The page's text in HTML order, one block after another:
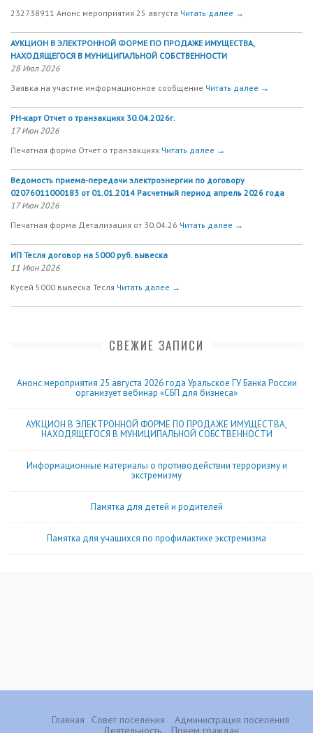
232738911 Анонс мероприятия 25 августа Читать далее →
АУКЦИОН В ЭЛЕКТРОННОЙ ФОРМЕ ПО ПРОДАЖЕ ИМУЩЕСТВА,
НАХОДЯЩЕГОСЯ В МУНИЦИПАЛЬНОЙ СОБСТВЕННОСТИ
28 Июл 2026
Заявка на участие информационное сообщение Читать далее →
РН-карт Отчет о транзакциях 30.04.2026г.
17 Июн 2026
Печатная форма Отчет о транзакциях Читать далее →
Ведомость приема-передачи электроэнергии по договору
02076011000183 от 01.01.2014 Расчетный период апрель 2026 года
17 Июн 2026
Печатная форма Детализация от 30.04.26 Читать далее →
ИП Тесля договор на 5000 руб. вывеска
11 Июн 2026
Кусей 5000 вывеска Тесля Читать далее →
СВЕЖИЕ ЗАПИСИ
Анонс мероприятия 25 августа 2026 года Уральское ГУ Банка России
организует вебинар «СБП для бизнеса»
АУКЦИОН В ЭЛЕКТРОННОЙ ФОРМЕ ПО ПРОДАЖЕ ИМУЩЕСТВА,
НАХОДЯЩЕГОСЯ В МУНИЦИПАЛЬНОЙ СОБСТВЕННОСТИ
Информационные материалы о противодействии терроризму и
экстремизму
Памятка для детей и родителей
Памятка для учащихся по профилактике экстремизма
Главная Совет поселения
Администрация поселения